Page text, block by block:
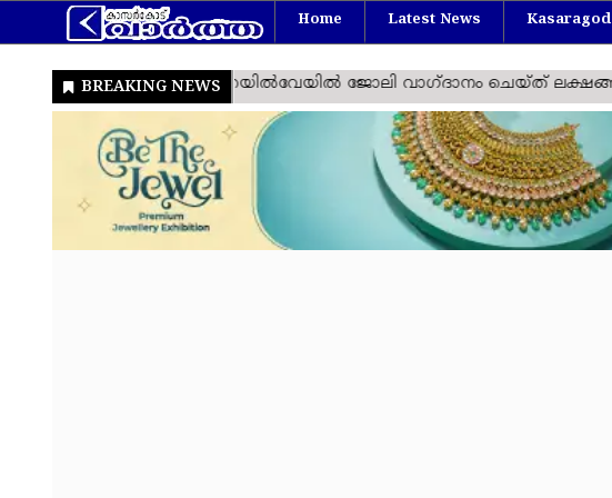
Home Latest News Kasaragod